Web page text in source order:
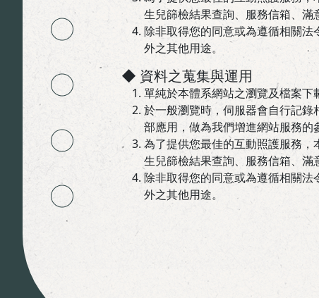
生兒篩檢結果查詢、服務信箱、滿
除非取得您的同意或為遵循相關
外之其他用途。
◆ 資料之蒐集與運用
單純於本體系網站之瀏覽及檔案下
於一般瀏覽時，伺服器會自行記
部應用，做為我們增進網站服務的
為了提供您最佳的互動照護服務
生兒篩檢結果查詢、服務信箱、滿
除非取得您的同意或為遵循相關
外之其他用途。